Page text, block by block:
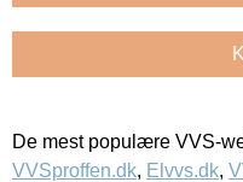
De mest populære VVS-
VVSproffen.dk, Elvvs.dk,